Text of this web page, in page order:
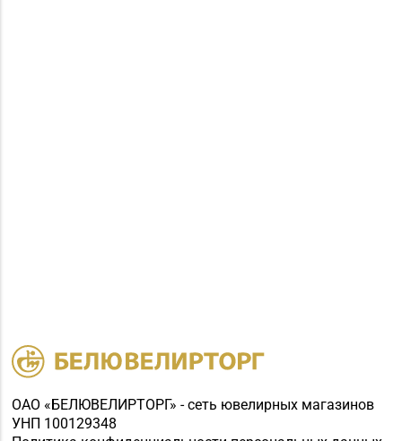
ОАО «БЕЛЮВЕЛИРТОРГ» - сеть ювелирных магазинов
УНП 100129348